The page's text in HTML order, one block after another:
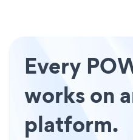
Every
works on
platform.